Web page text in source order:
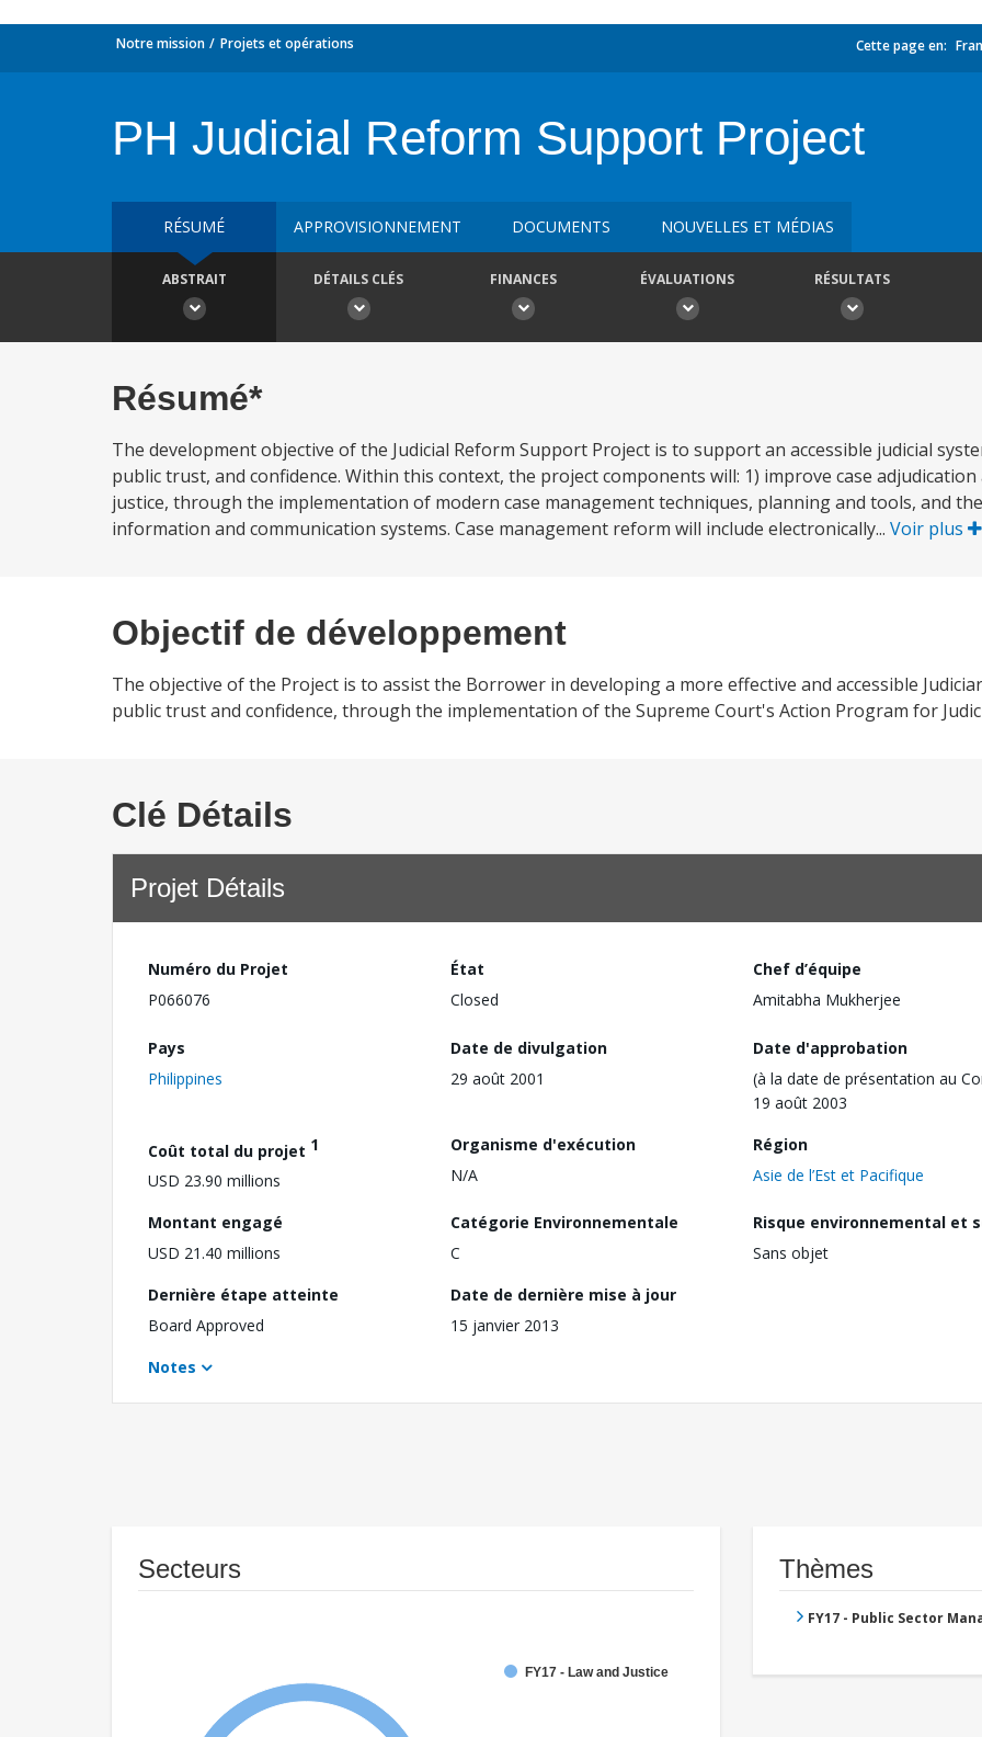
Notre mission Projets et opérations Cette page en:
PH Judicial Reform Support Project
RÉSUMÉ APPROVISIONNEMENT DOCUMENTS NOUVELLES ET MÉDIAS
ABSTRAIT DÉTAILS CLÉS FINANCES ÉVALUATIONS RÉSULTATS
Résumé*
The development objective of the Judicial Reform Support Project is to support an accessible judicial
public trust, and confidence. Within this context, the project components will: 1) improve case adjudication
justice, through the implementation of modern case management techniques, planning and tools, and
information and communication systems. Case management reform will include electronically... Voir plus
Objectif de développement
The objective of the Project is to assist the Borrower in developing a more effective and accessible
public trust and confidence, through the implementation of the Supreme Court's Action Program for
Clé Détails
Projet Détails
Numéro du Projet
P066076
État
Closed
Chef d’équipe
Amitabha Mukherjee
Pays
Philippines
Date de divulgation
29 août 2001
Date d'approbation
(à la date de présentation au
19 août 2003
Coût total du projet 1
USD 23.90 millions
Organisme d'exécution
N/A
Région
Asie de l’Est et Pacifique
Montant engagé
USD 21.40 millions
Catégorie Environnementale
C
Risque environnemental et
Sans objet
Dernière étape atteinte
Board Approved
Date de dernière mise à jour
15 janvier 2013
Notes
Secteurs
FY17 - Law and Justice
Thèmes
FY17 - Public Sector